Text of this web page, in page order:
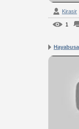
Kirasir
1